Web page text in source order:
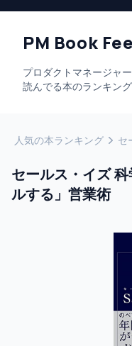
PM Book
プロダクトマネージャー
読んでる本のランキン
人気の本ランキング
セールス・イズ
ルする」営業術